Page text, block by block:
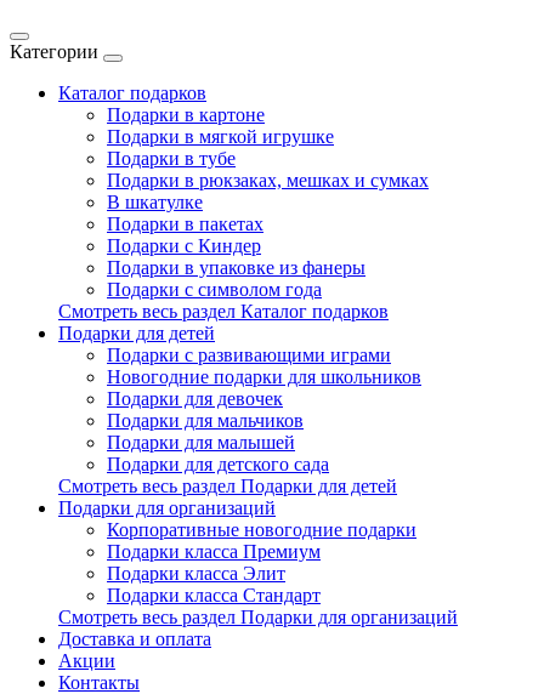
Категории
Каталог подарков
Подарки в картоне
Подарки в мягкой игрушке
Подарки в тубе
Подарки в рюкзаках, мешках и сумках
В шкатулке
Подарки в пакетах
Подарки с Киндер
Подарки в упаковке из фанеры
Подарки с символом года
Смотреть весь раздел Каталог подарков
Подарки для детей
Подарки с развивающими играми
Новогодние подарки для школьников
Подарки для девочек
Подарки для мальчиков
Подарки для малышей
Подарки для детского сада
Смотреть весь раздел Подарки для детей
Подарки для организаций
Корпоративные новогодние подарки
Подарки класса Премиум
Подарки класса Элит
Подарки класса Стандарт
Смотреть весь раздел Подарки для организаций
Доставка и оплата
Акции
Контакты